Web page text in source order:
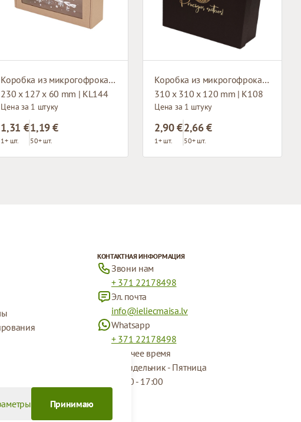
Коробка из микрогофрокартона
230 x 127 x 60 mm | KL144
Цена за 1 штуку
1,31 €
1+ шт.
1,19 €
50+ шт.
Коробка из микрогофрокартона
310 x 310 x 120 mm | K108
Цена за 1 штуку
2,90 €
1+ шт.
2,66 €
50+ шт.
Принимаю
КОНТАКТНАЯ ИНФОРМАЦИЯ
Звони нам
+ 371 22178498
Эл. почта
info@ieliecmaisa.lv
Whatsapp
+ 371 22178498
Рабочее время
Понидельник - Пятница
09:00 - 17:00